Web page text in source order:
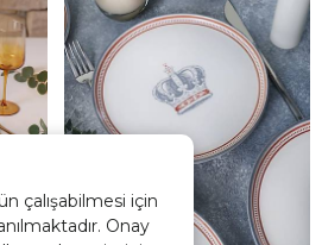
çalışabilmesi için
Onay